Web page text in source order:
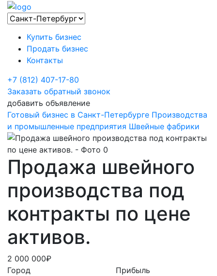
Купить бизнес
Продать бизнес
Контакты
+7 (812) 407-17-80
Заказать обратный звонок
добавить объявление
Готовый бизнес в Санкт-Петербурге Производства
и промышленные предприятия Швейные фабрики
Продажа швейного
производства под
контракты по цене
активов.
2 000 000₽
Город
Прибыль